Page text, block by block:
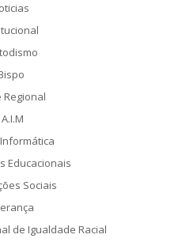
Regional
A.I.M
Informática
Educacionais
Sociais
de Igualdade Racial